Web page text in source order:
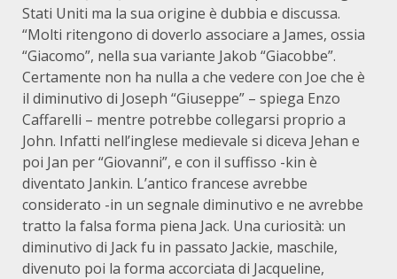
Stati Uniti ma la sua origine è dubbia e discussa.
“Molti ritengono di doverlo associare a James, ossia
“Giacomo”, nella sua variante Jakob “Giacobbe”.
Certamente non ha nulla a che vedere con Joe che è
il diminutivo di Joseph “Giuseppe” – spiega Enzo
Caffarelli – mentre potrebbe collegarsi proprio a
John. Infatti nell’inglese medievale si diceva Jehan e
poi Jan per “Giovanni”, e con il suffisso -kin è
diventato Jankin. L’antico francese avrebbe
considerato -in un segnale diminutivo e ne avrebbe
tratto la falsa forma piena Jack. Una curiosità: un
diminutivo di Jack fu in passato Jackie, maschile,
divenuto poi la forma accorciata di Jacqueline,